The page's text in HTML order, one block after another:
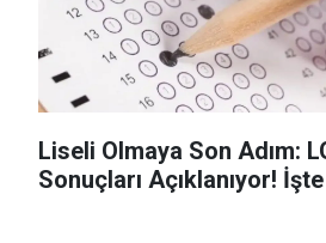
Liseli Olmaya Son Adım:
Sonuçları Açıklanıyor!